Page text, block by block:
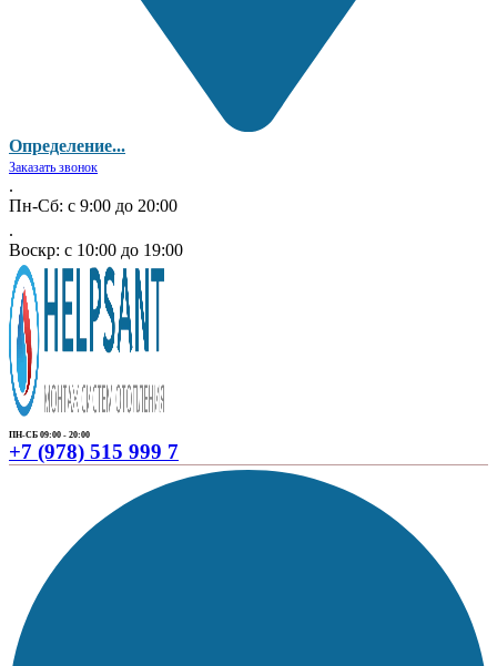
Определение...
Заказать звонок
.
Пн-Сб: с 9:00 до 20:00
.
Воскр: с 10:00 до 19:00
ПН-СБ 09:00 - 20:00
+7 (978) 515 999 7